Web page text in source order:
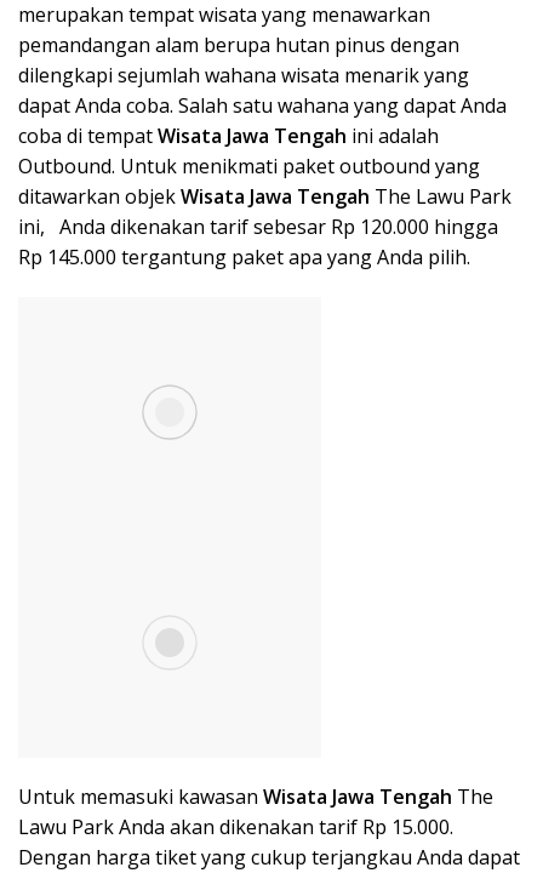
merupakan tempat wisata yang menawarkan
pemandangan alam berupa hutan pinus dengan
dilengkapi sejumlah wahana wisata menarik yang
dapat Anda coba. Salah satu wahana yang dapat Anda
coba di tempatWisata Jawa Tengah ini adalah
Outbound. Untuk menikmati paket outbound yang
ditawarkan objekWisata Jawa Tengah The Lawu Park
ini, Anda dikenakan tarif sebesar Rp 120.000 hingga
Rp 145.000 tergantung paket apa yang Anda pilih.
Untuk memasuki kawasan Wisata Jawa Tengah The
Lawu Park Anda akan dikenakan tarif Rp 15.000.
Dengan harga tiket yang cukup terjangkau Anda dapat